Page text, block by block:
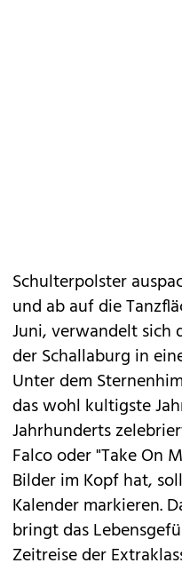
Schulterpolster
und ab auf die
Juni, verwandelt sich
der Schallaburg in
Unter dem
das wohl kultigste
Jahrhunderts
Falco oder "Take On
Bilder im Kopf hat,
Kalender markieren.
bringt das
Zeitreise der